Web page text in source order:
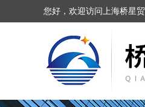
您好，欢迎访问上海桥星